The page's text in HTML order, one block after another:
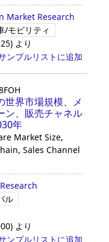
Market Research
/モビリティ
) より
ンプルリストに追加
世界市場規模、メ
ン、販売チャネル
年
Market Size,
Sales Channel
ル
) より
ンプルリストに追加